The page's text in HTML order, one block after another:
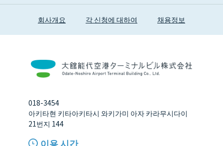
회사개요 각 신청에 대하여 채용정보
018-3454
아키타현 키타아키타시 와키가미 아자 카라무시다이
21번지 144
이용 시간